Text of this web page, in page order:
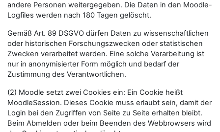
andere Personen weitergegeben. Die Daten in den Moodle-
Logfiles werden nach 180 Tagen gelöscht.
Gemäß Art. 89 DSGVO dürfen Daten zu wissenschaftlichen
oder historischen Forschungszwecken oder statistischen
Zwecken verarbeitet werden. Eine solche Verarbeitung ist
nur in anonymisierter Form möglich und bedarf der
Zustimmung des Verantwortlichen.
(2) Moodle setzt zwei Cookies ein: Ein Cookie heißt
MoodleSession. Dieses Cookie muss erlaubt sein, damit der
Login bei den Zugriffen von Seite zu Seite erhalten bleibt.
Beim Abmelden oder beim Beenden des Webbrowsers wird